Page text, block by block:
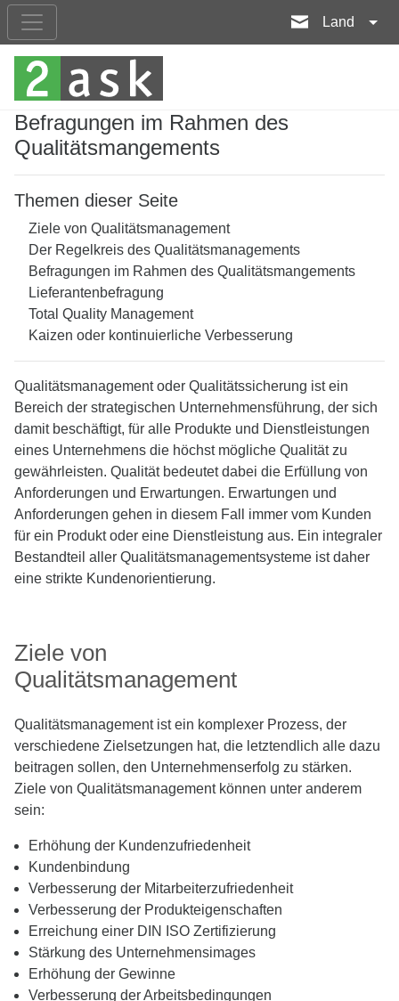
Land
Befragungen im Rahmen des
Qualitätsmangements
Themen dieser Seite
Ziele von Qualitätsmanagement
Der Regelkreis des Qualitätsmanagements
Befragungen im Rahmen des Qualitätsmangements
Lieferantenbefragung
Total Quality Management
Kaizen oder kontinuierliche Verbesserung
Qualitätsmanagement oder Qualitätssicherung ist ein
Bereich der strategischen Unternehmensführung, der sich
damit beschäftigt, für alle Produkte und Dienstleistungen
eines Unternehmens die höchst mögliche Qualität zu
gewährleisten. Qualität bedeutet dabei die Erfüllung von
Anforderungen und Erwartungen. Erwartungen und
Anforderungen gehen in diesem Fall immer vom Kunden
für ein Produkt oder eine Dienstleistung aus. Ein integraler
Bestandteil aller Qualitätsmanagementsysteme ist daher
eine strikte Kundenorientierung.
Ziele von
Qualitätsmanagement
Qualitätsmanagement ist ein komplexer Prozess, der
verschiedene Zielsetzungen hat, die letztendlich alle dazu
beitragen sollen, den Unternehmenserfolg zu stärken.
Ziele von Qualitätsmanagement können unter anderem
sein:
Erhöhung der Kundenzufriedenheit
Kundenbindung
Verbesserung der Mitarbeiterzufriedenheit
Verbesserung der Produkteigenschaften
Erreichung einer DIN ISO Zertifizierung
Stärkung des Unternehmensimages
Erhöhung der Gewinne
Verbesserung der Arbeitsbedingungen